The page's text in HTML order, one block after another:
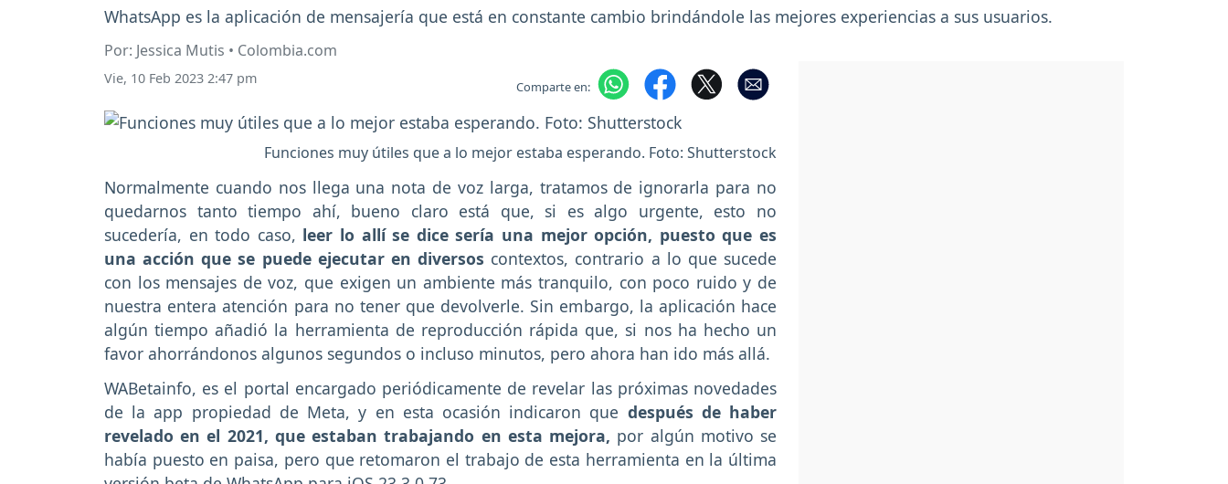
WhatsApp es la aplicación de mensajería que está en constante cambio brindándole las mejores experiencias a sus usuarios.
Por: Jessica Mutis • Colombia.com
Vie, 10 Feb 2023 2:47 pm Comparte en:
Funciones muy útiles que a lo mejor estaba esperando. Foto: Shutterstock
Normalmente cuando nos llega una nota de voz larga, tratamos de ignorarla para no
quedarnos tanto tiempo ahí, bueno claro está que, si es algo urgente, esto no
sucedería, en todo caso, leer lo allí se dice sería una mejor opción, puesto que es
una acción que se puede ejecutar en diversos contextos, contrario a lo que sucede
con los mensajes de voz, que exigen un ambiente más tranquilo, con poco ruido y de
nuestra entera atención para no tener que devolverle. Sin embargo, la aplicación hace
algún tiempo añadió la herramienta de reproducción rápida que, si nos ha hecho un
favor ahorrándonos algunos segundos o incluso minutos, pero ahora han ido más allá.
WABetainfo, es el portal encargado periódicamente de revelar las próximas novedades
de la app propiedad de Meta, y en esta ocasión indicaron que después de haber
revelado en el 2021, que estaban trabajando en esta mejora, por algún motivo se
había puesto en paisa, pero que retomaron el trabajo de esta herramienta en la última